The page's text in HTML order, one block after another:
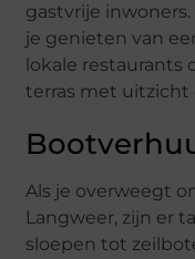
gastvrije
je genieten van
lokale restaurants
terras met uitzicht
Als je overweegt
Langweer, zijn er
sloepen tot